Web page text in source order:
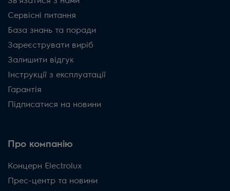
Сервісні питання
База знань та поради
Зареєструвати виріб
Залишити відгук
Інструкції з експлуатації
Гарантія
Підписатися на новини
Про компанію
Концерн Electrolux
Прес-центр та новини